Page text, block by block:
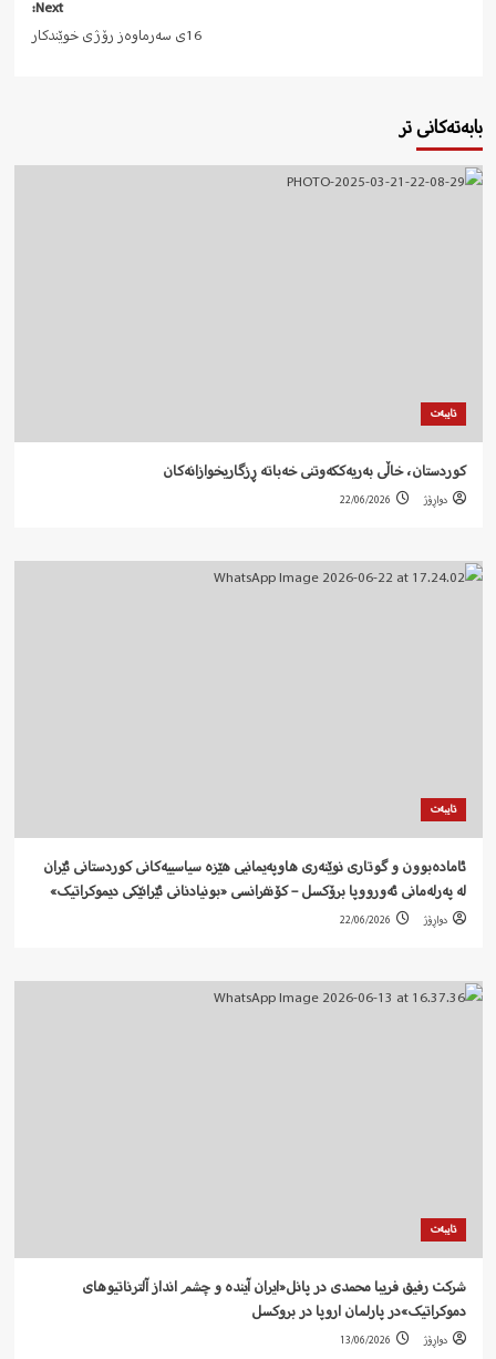
Next:
16ی سەرماوەز رۆژی خوێندکار
بابەتەکانی تر
تایبەت
کوردستان، خاڵی بەریەککەوتنی خەباتە ڕزگاریخوازانەکان
دواڕۆژ 22/06/2026
تایبەت
ئامادەبوون و گوتاری نوێنەری هاوپەیمانیی هێزە سیاسییەکانی کوردستانی ئێران
لە پەرلەمانی ئەورووپا برۆکسل – کۆنفرانسی «بونیادنانی ئێرانێکی دیموکراتیک»
دواڕۆژ 22/06/2026
تایبەت
شرکت رفيق فریبا محمدی در پانل«ایران آیندە و چشم انداز آلترناتیوهای
دموکراتیک»در پارلمان اروپا در بروکسل
دواڕۆژ 13/06/2026